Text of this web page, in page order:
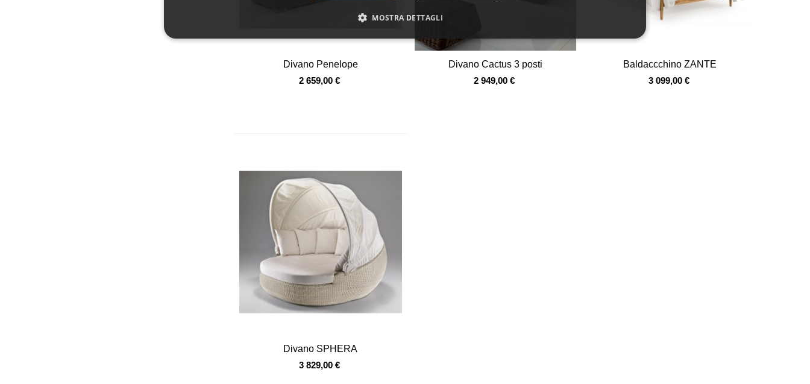
Vista veloce
Divano Penelope
2 659,00 €
Vista veloce
Divano Cactus 3 posti
2 949,00 €
Vista veloce
Baldaccchino ZANTE
3 099,00 €
Vista veloce
Divano SPHERA
3 829,00 €
MOSTRA DETTAGLI